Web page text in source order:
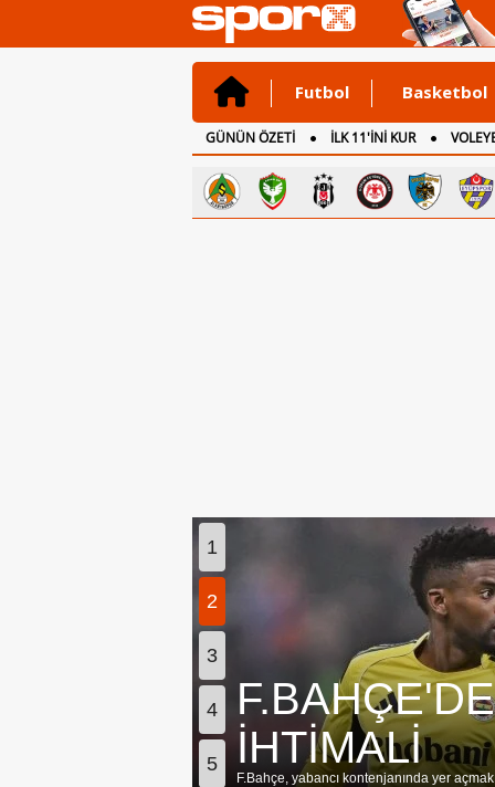
Futbol Basketbol
GÜNÜN ÖZETİ İLK 11'İNİ KUR
CANLI ANLATIM
İNGİLTERE
1
2
3
4
5
İHTİMALİ
F.Bahçe, yabancı kontenjanında yer